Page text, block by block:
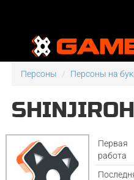
Персоны Персоны на
Первая
работа